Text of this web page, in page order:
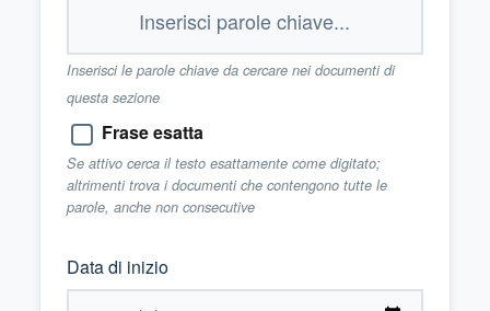
Inserisci le parole chiave da cercare nei documenti di
questa sezione
Frase esatta
Se attivo cerca il testo esattamente come digitato;
altrimenti trova i documenti che contengono tutte le
parole, anche non consecutive
Data di inizio